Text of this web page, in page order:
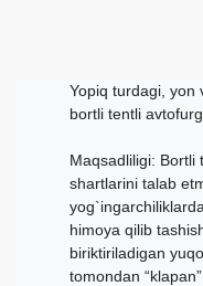
Yopiq turdagi, yon
bortli tentli
Maqsadliligi: Bortli
shartlarini talab
himoya qilib
biriktiriladigan
tomondan